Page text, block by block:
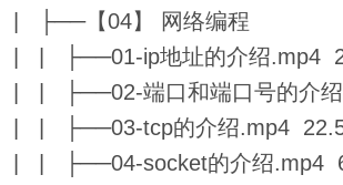
| ├──【04】 网络编程
| | ├──01-ip地址的介绍.mp4
| | ├──02-端口和端口号的介
| | ├──03-tcp的介绍.mp4
| | ├──04-socket的介绍.mp4